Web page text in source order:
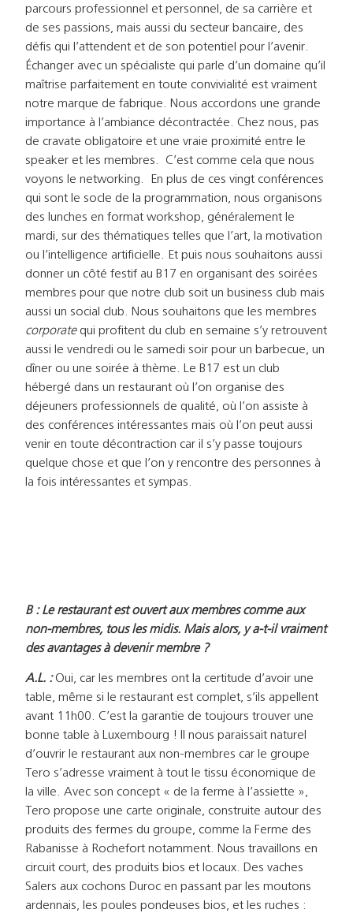
parcours professionnel et personnel, de sa carrière et
de ses passions, mais aussi du secteur bancaire, des
défis qui l’attendent et de son potentiel pour l’avenir.
Échanger avec un spécialiste qui parle d’un domaine qu’il
maîtrise parfaitement en toute convivialité est vraiment
notre marque de fabrique. Nous accordons une grande
importance à l’ambiance décontractée. Chez nous, pas
de cravate obligatoire et une vraie proximité entre le
speaker et les membres. C’est comme cela que nous
voyons le networking. En plus de ces vingt conférences
qui sont le socle de la programmation, nous organisons
des lunches en format workshop, généralement le
mardi, sur des thématiques telles que l’art, la motivation
ou l’intelligence artificielle. Et puis nous souhaitons aussi
donner un côté festif au B17 en organisant des soirées
membres pour que notre club soit un business club mais
aussi un social club. Nous souhaitons que les membres
corporatequi profitent du club en semaine s’y retrouvent
aussi le vendredi ou le samedi soir pour un barbecue, un
dîner ou une soirée à thème. Le B17 est un club
hébergé dans un restaurant où l’on organise des
déjeuners professionnels de qualité, où l’on assiste à
des conférences intéressantes mais où l’on peut aussi
venir en toute décontraction car il s’y passe toujours
quelque chose et que l’on y rencontre des personnes à
la fois intéressantes et sympas.
B : Le restaurant est ouvert aux membres comme aux
non-membres, tous les midis. Mais alors, y a-t-il vraiment
des avantages à devenir membre ?
A.L. :Oui, car les membres ont la certitude d’avoir une
table, même si le restaurant est complet, s’ils appellent
avant 11h00. C’est la garantie de toujours trouver une
bonne table à Luxembourg ! Il nous paraissait naturel
d’ouvrir le restaurant aux non-membres car le groupe
Tero s’adresse vraiment à tout le tissu économique de
la ville. Avec son concept « de la ferme à l’assiette »,
Tero propose une carte originale, construite autour des
produits des fermes du groupe, comme la Ferme des
Rabanisse à Rochefort notamment. Nous travaillons en
circuit court, des produits bios et locaux. Des vaches
Salers aux cochons Duroc en passant par les moutons
ardennais, les poules pondeuses bios, et les ruches :